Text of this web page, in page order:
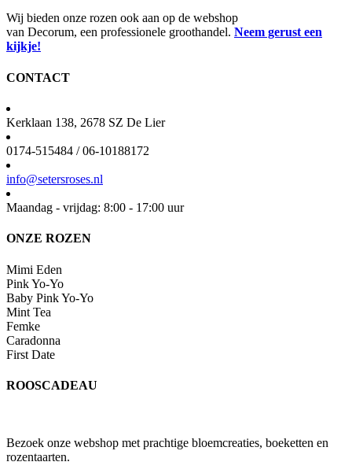
Wij bieden onze rozen ook aan op de webshop
van Decorum, een professionele groothandel. Neem gerust een
kijkje!
CONTACT
Kerklaan 138, 2678 SZ De Lier
0174-515484 / 06-10188172
info@setersroses.nl
Maandag - vrijdag: 8:00 - 17:00 uur
ONZE ROZEN
Mimi Eden
Pink Yo-Yo
Baby Pink Yo-Yo
Mint Tea
Femke
Caradonna
First Date
ROOSCADEAU
Bezoek onze webshop met prachtige bloemcreaties, boeketten en
rozentaarten.